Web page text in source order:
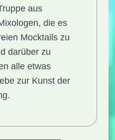
aus
die es
Mocktails zu
darüber zu
alle etwas
zur Kunst der